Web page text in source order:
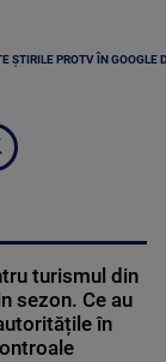
ȘTIRILE PROTV ÎN GOOGLE
turismul din
sezon. Ce au
în